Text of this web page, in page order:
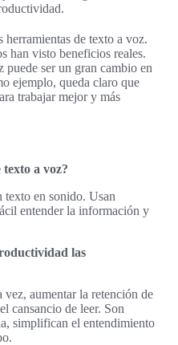
herramientas de texto a voz.
han visto beneficios reales.
puede ser un gran cambio en
ejemplo, queda claro que
trabajar mejor y más
texto a voz?
texto en sonido. Usan
entender la información y
las
vez, aumentar la retención de
cansancio de leer. Son
simplifican el entendimiento